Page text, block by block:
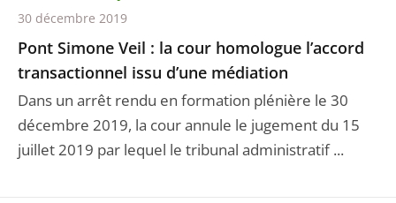
Pont Simone Veil : la cour homologue l’accord
transactionnel issu d’une médiation
Dans un arrêt rendu en formation plénière le 30
décembre 2019, la cour annule le jugement du 15
juillet 2019 par lequel le tribunal administratif ...
30 décembre 2019